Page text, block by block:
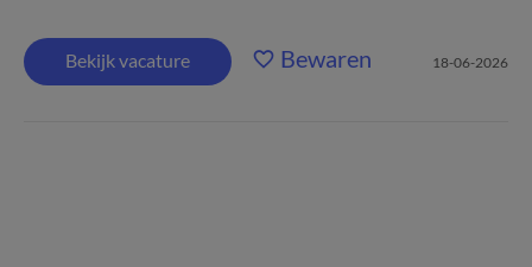
Bekijk vacature Bewaren 18-06-2026